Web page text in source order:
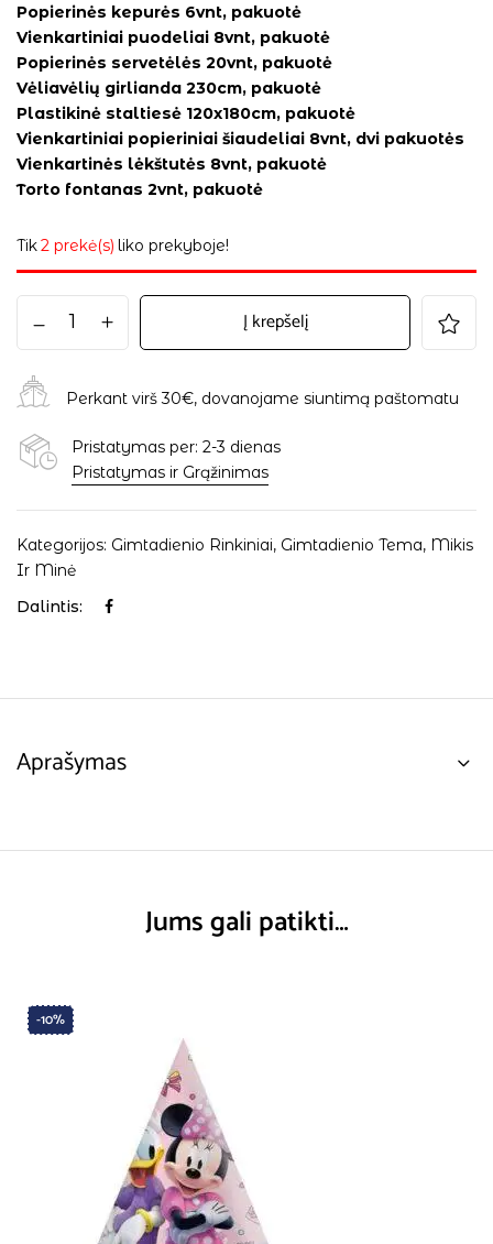
Popierinės kepurės 6vnt, pakuotė
Vienkartiniai puodeliai 8vnt, pakuotė
Popierinės servetėlės 20vnt, pakuotė
Vėliavėlių girlianda 230cm, pakuotė
Plastikinė staltiesė 120x180cm, pakuotė
Vienkartiniai popieriniai šiaudeliai 8vnt, dvi pakuotės
Vienkartinės lėkštutės 8vnt, pakuotė
Torto fontanas 2vnt, pakuotė
Tik2 prekė(s) liko prekyboje!
Į krepšelį
Perkant virš 30€, dovanojame siuntimą paštomatu
Pristatymas per: 2-3 dienas
Pristatymas ir Grąžinimas
Kategorijos: Gimtadienio Rinkiniai, Gimtadienio Tema, Mikis
Ir Minė
Dalintis:
Aprašymas
Jums gali patikti…
-10%